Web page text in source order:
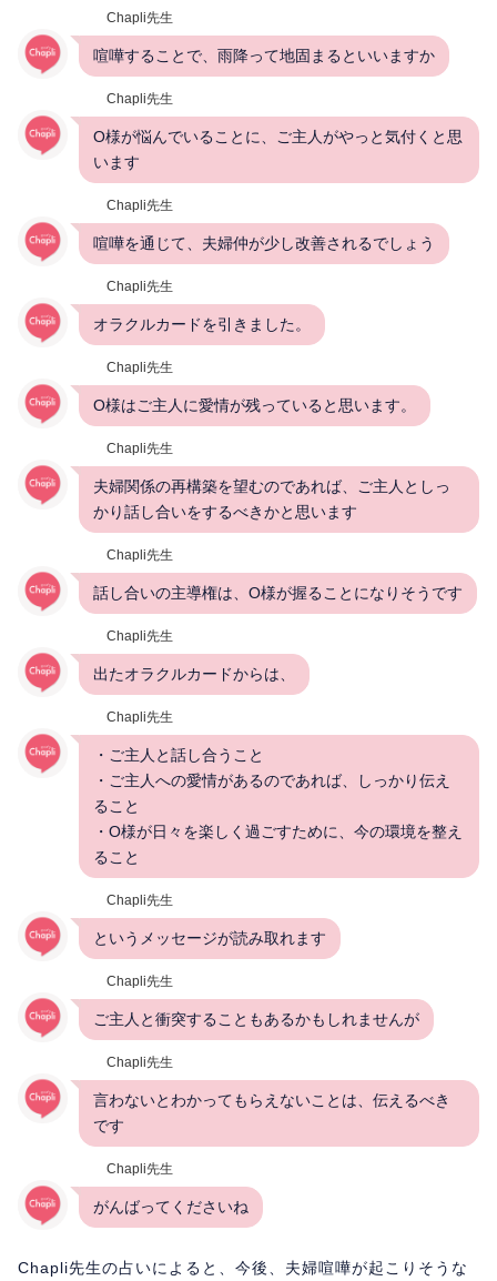
Chapli先生
喧嘩することで、雨降って地固まるといいますか
Chapli先生
O様が悩んでいることに、ご主人がやっと気付くと思
います
Chapli先生
喧嘩を通じて、夫婦仲が少し改善されるでしょう
Chapli先生
オラクルカードを引きました。
Chapli先生
O様はご主人に愛情が残っていると思います。
Chapli先生
夫婦関係の再構築を望むのであれば、ご主人としっ
かり話し合いをするべきかと思います
Chapli先生
話し合いの主導権は、O様が握ることになりそうです
Chapli先生
出たオラクルカードからは、
Chapli先生
・ご主人と話し合うこと
・ご主人への愛情があるのであれば、しっかり伝え
ること
・O様が日々を楽しく過ごすために、今の環境を整え
ること
Chapli先生
というメッセージが読み取れます
Chapli先生
ご主人と衝突することもあるかもしれませんが
Chapli先生
言わないとわかってもらえないことは、伝えるべき
です
Chapli先生
がんばってくださいね
Chapli先生の占いによると、今後、夫婦喧嘩が起こりそうな